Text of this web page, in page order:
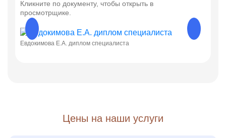
Кликните по документу, чтобы открыть в
просмотрщике.
Евдокимова Е.А. диплом специалиста
Цены на наши услуги